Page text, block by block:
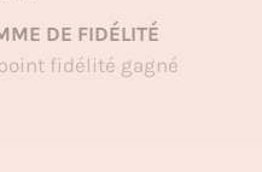
DE FIDÉLITÉ
fidélité gagné